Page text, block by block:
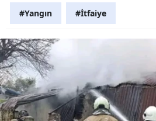
#Yangın #İtfaiye